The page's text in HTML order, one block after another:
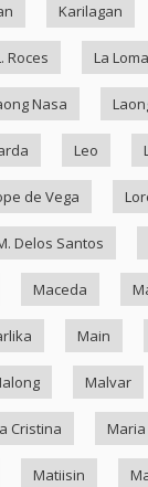
Karilagan
Roces La
Nasa
Leo
de Vega
Delos Santos
Maceda
Main
Malvar
Cristina
Matiisin